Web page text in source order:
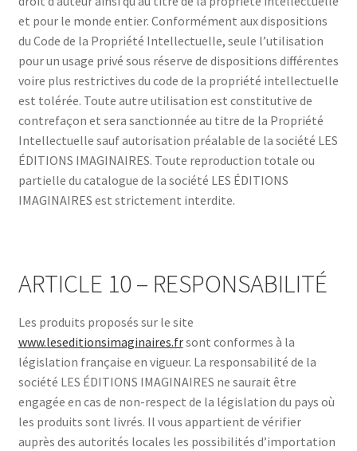
et pour le monde entier. Conformément aux dispositions
du Code de la Propriété Intellectuelle, seule l’utilisation
pour un usage privé sous réserve de dispositions différentes
voire plus restrictives du code de la propriété intellectuelle
est tolérée. Toute autre utilisation est constitutive de
contrefaçon et sera sanctionnée au titre de la Propriété
Intellectuelle sauf autorisation préalable de la société LES
ÉDITIONS IMAGINAIRES. Toute reproduction totale ou
partielle du catalogue de la société LES ÉDITIONS
IMAGINAIRES est strictement interdite.
ARTICLE 10 – RESPONSABILITÉ
Les produits proposés sur le site
www.leseditionsimaginaires.frsont conformes à la
législation française en vigueur. La responsabilité de la
société LES ÉDITIONS IMAGINAIRES ne saurait être
engagée en cas de non-respect de la législation du pays où
les produits sont livrés. Il vous appartient de vérifier
auprès des autorités locales les possibilités d’importation